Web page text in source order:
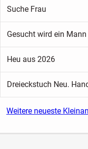
Suche Frau
Gesucht wird ein Mann
Heu aus 2026
Dreieckstuch Neu.
Weitere neueste